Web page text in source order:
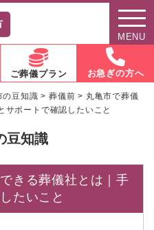
MENU
ご葬儀プラン お急ぎの方へ
の豆知識 >葬儀前 > 丸亀市で葬儀
サポートで確認したいこと
豆知識
きる葬儀社とは｜手
たいこと